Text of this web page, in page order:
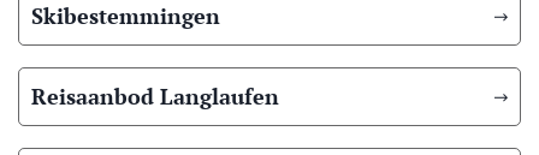
Skibestemmingen
Reisaanbod Langlaufen